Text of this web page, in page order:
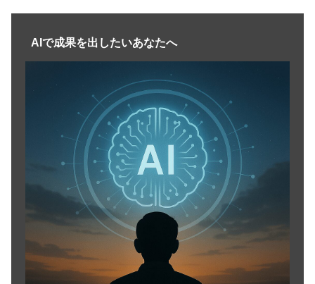
AIで成果を出したいあなたへ